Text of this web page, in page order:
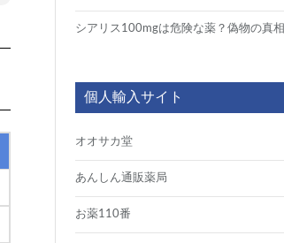
シアリス100mgは危険な薬？偽物の真相
個人輸入サイト
オオサカ堂
あんしん通販薬局
お薬110番